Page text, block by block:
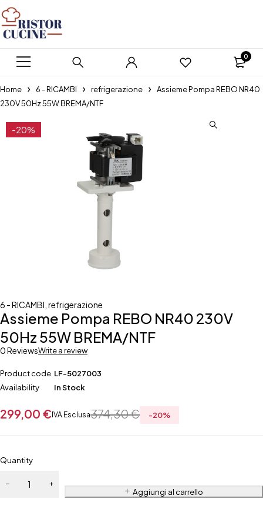
0
Home 6 - RICAMBI refrigerazione
Assieme Pompa REBO NR40
230V 50Hz 55W BREMA/NTF
-20%
6 - RICAMBI refrigerazione
Assieme Pompa REBO NR40 230V
50Hz 55W BREMA/NTF
0 ReviewsWrite a review
Product code LF-5027003
Availability
In Stock
374,30€
299,00 €IVA Esclusa -20%
Quantity
Aggiungi al carrello